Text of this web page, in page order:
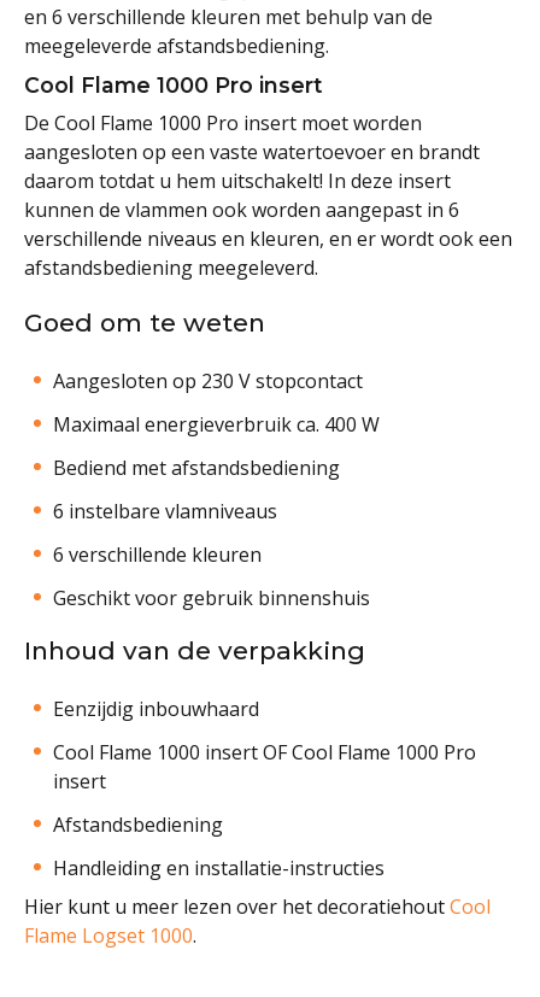
en 6 verschillende kleuren met behulp van de
meegeleverde afstandsbediening.
Cool Flame 1000 Pro insert
De Cool Flame 1000 Pro insert moet worden
aangesloten op een vaste watertoevoer en brandt
daarom totdat u hem uitschakelt! In deze insert
kunnen de vlammen ook worden aangepast in 6
verschillende niveaus en kleuren, en er wordt ook een
afstandsbediening meegeleverd.
Goed om te weten
Aangesloten op 230 V stopcontact
Maximaal energieverbruik ca. 400 W
Bediend met afstandsbediening
6 instelbare vlamniveaus
6 verschillende kleuren
Geschikt voor gebruik binnenshuis
Inhoud van de verpakking
Eenzijdig inbouwhaard
Cool Flame 1000 insertOFCool Flame 1000 Pro
insert
Afstandsbediening
Handleiding en installatie-instructies
Hier kunt u meer lezen over het decoratiehoutCool
Flame Logset 1000.